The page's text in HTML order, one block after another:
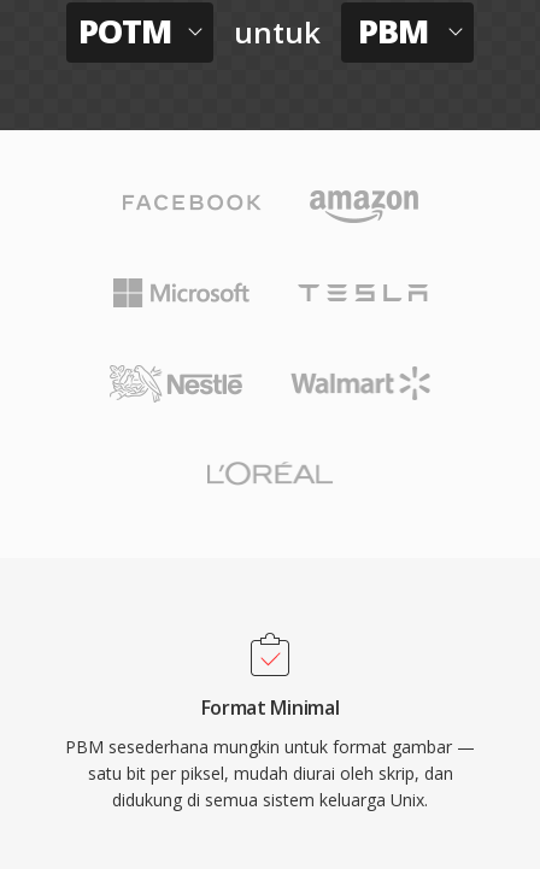
POTM untuk PBM
Format Minimal
PBM sesederhana mungkin untuk format gambar —
satu bit per piksel, mudah diurai oleh skrip, dan
didukung di semua sistem keluarga Unix.